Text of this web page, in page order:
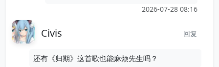
2026-07-28 08:16
Civis 回复
还有《归期》这首歌也能麻烦先生吗？